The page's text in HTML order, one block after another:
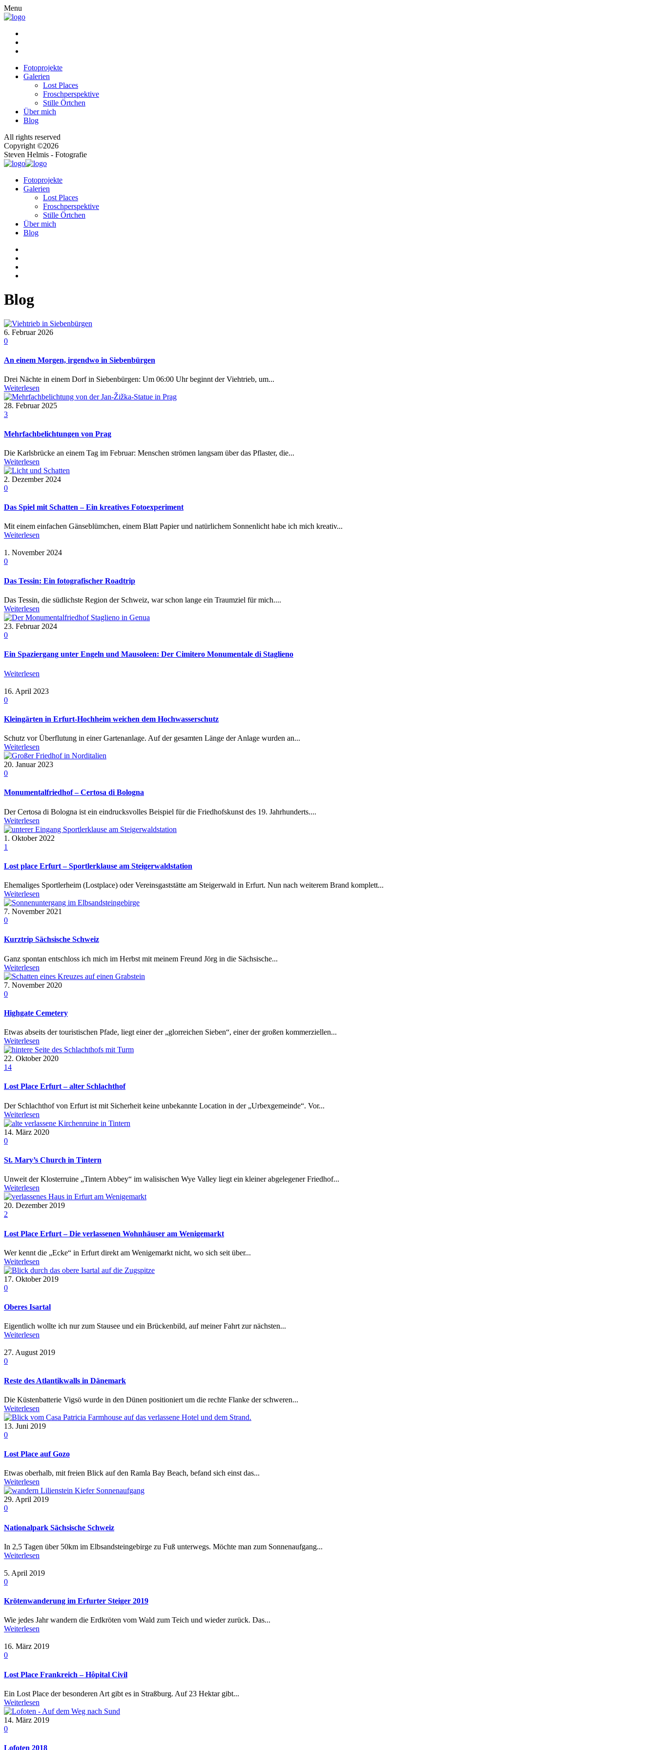
Menu
Fotoprojekte
Galerien
Lost Places
Froschperspektive
Stille Örtchen
Über mich
Blog
All rights reserved
Copyright ©2026
Steven Helmis - Fotografie
Fotoprojekte
Galerien
Lost Places
Froschperspektive
Stille Örtchen
Über mich
Blog
Blog
6. Februar 2026
0
An einem Morgen, irgendwo in Siebenbürgen
Drei Nächte in einem Dorf in Siebenbürgen: Um 06:00 Uhr beginnt der Viehtrieb, um...
Weiterlesen
28. Februar 2025
3
Mehrfachbelichtungen von Prag
Die Karlsbrücke an einem Tag im Februar: Menschen strömen langsam über das Pflaster, die...
Weiterlesen
2. Dezember 2024
0
Das Spiel mit Schatten – Ein kreatives Fotoexperiment
Mit einem einfachen Gänseblümchen, einem Blatt Papier und natürlichem Sonnenlicht habe ich mich kreativ...
Weiterlesen
1. November 2024
0
Das Tessin: Ein fotografischer Roadtrip
Das Tessin, die südlichste Region der Schweiz, war schon lange ein Traumziel für mich....
Weiterlesen
23. Februar 2024
0
Ein Spaziergang unter Engeln und Mausoleen: Der Cimitero Monumentale di Staglieno
Weiterlesen
16. April 2023
0
Kleingärten in Erfurt-Hochheim weichen dem Hochwasserschutz
Schutz vor Überflutung in einer Gartenanlage. Auf der gesamten Länge der Anlage wurden an...
Weiterlesen
20. Januar 2023
0
Monumentalfriedhof – Certosa di Bologna
Der Certosa di Bologna ist ein eindrucksvolles Beispiel für die Friedhofskunst des 19. Jahrhunderts....
Weiterlesen
1. Oktober 2022
1
Lost place Erfurt – Sportlerklause am Steigerwaldstation
Ehemaliges Sportlerheim (Lostplace) oder Vereinsgaststätte am Steigerwald in Erfurt. Nun nach weiterem Brand komplett...
Weiterlesen
7. November 2021
0
Kurztrip Sächsische Schweiz
Ganz spontan entschloss ich mich im Herbst mit meinem Freund Jörg in die Sächsische...
Weiterlesen
7. November 2020
0
Highgate Cemetery
Etwas abseits der touristischen Pfade, liegt einer der „glorreichen Sieben“, einer der großen kommerziellen...
Weiterlesen
22. Oktober 2020
14
Lost Place Erfurt – alter Schlachthof
Der Schlachthof von Erfurt ist mit Sicherheit keine unbekannte Location in der „Urbexgemeinde“. Vor...
Weiterlesen
14. März 2020
0
St. Mary’s Church in Tintern
Unweit der Klosterruine „Tintern Abbey“ im walisischen Wye Valley liegt ein kleiner abgelegener Friedhof...
Weiterlesen
20. Dezember 2019
2
Lost Place Erfurt – Die verlassenen Wohnhäuser am Wenigemarkt
Wer kennt die „Ecke“ in Erfurt direkt am Wenigemarkt nicht, wo sich seit über...
Weiterlesen
17. Oktober 2019
0
Oberes Isartal
Eigentlich wollte ich nur zum Stausee und ein Brückenbild, auf meiner Fahrt zur nächsten...
Weiterlesen
27. August 2019
0
Reste des Atlantikwalls in Dänemark
Die Küstenbatterie Vigsö wurde in den Dünen positioniert um die rechte Flanke der schweren...
Weiterlesen
13. Juni 2019
0
Lost Place auf Gozo
Etwas oberhalb, mit freien Blick auf den Ramla Bay Beach, befand sich einst das...
Weiterlesen
29. April 2019
0
Nationalpark Sächsische Schweiz
In 2,5 Tagen über 50km im Elbsandsteingebirge zu Fuß unterwegs. Möchte man zum Sonnenaufgang...
Weiterlesen
5. April 2019
0
Krötenwanderung im Erfurter Steiger 2019
Wie jedes Jahr wandern die Erdkröten vom Wald zum Teich und wieder zurück. Das...
Weiterlesen
16. März 2019
0
Lost Place Frankreich – Hôpital Civil
Ein Lost Place der besonderen Art gibt es in Straßburg. Auf 23 Hektar gibt...
Weiterlesen
14. März 2019
0
Lofoten 2018